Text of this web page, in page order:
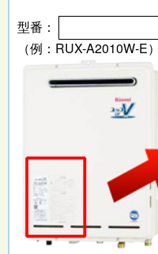
型番：
（例：RUX-A2010W-E）